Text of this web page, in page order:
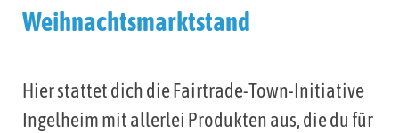
Weihnachtsmarktstand
Hier stattet dich die Fairtrade-Town-Initiative
Ingelheim mit allerlei Produkten aus, die du für